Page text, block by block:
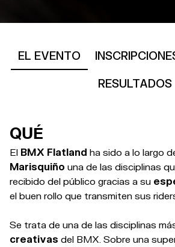
EL EVENTO
RESULTADOS
QUÉ
El BMX Flatland ha sido a lo largo
Marisquiño una de las disciplinas
recibido del público gracias a su
el buen rollo que transmiten sus
Se trata de una de las disciplinas
creativas del BMX. Sobre una